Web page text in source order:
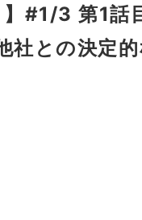
#1/3 第1話
社との決定